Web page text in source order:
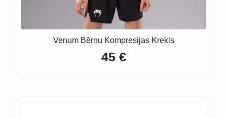
Venum Bērnu Kompresijas Krekls
45 €